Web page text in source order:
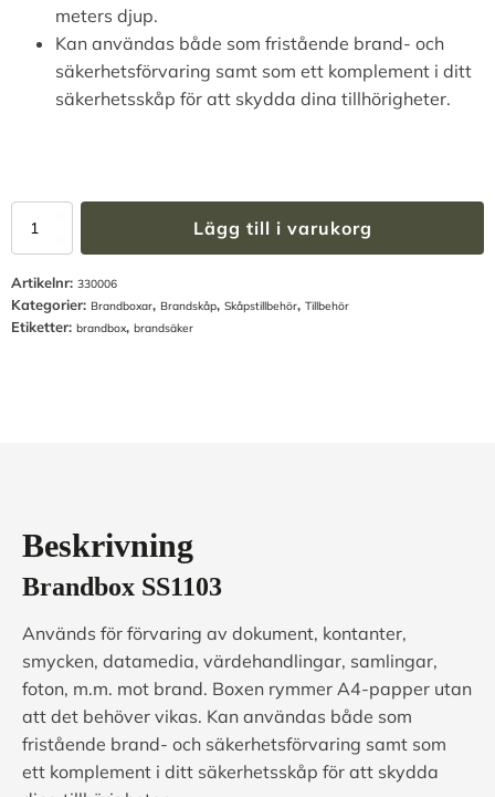
meters djup.
Kan användas både som fristående brand- och
säkerhetsförvaring samt som ett komplement i ditt
säkerhetsskåp för att skydda dina tillhörigheter.
Brandbox
Liggande
mängd
Lägg till i varukorg
Artikelnr: 330006
Kategorier: Brandboxar, Brandskåp, Skåpstillbehör, Tillbehör
Etiketter: brandbox, brandsäker
Beskrivning
Brandbox SS1103
Används för förvaring av dokument, kontanter,
smycken, datamedia, värdehandlingar, samlingar,
foton, m.m. mot brand. Boxen rymmer A4-papper utan
att det behöver vikas. Kan användas både som
fristående brand- och säkerhetsförvaring samt som
ett komplement i ditt säkerhetsskåp för att skydda